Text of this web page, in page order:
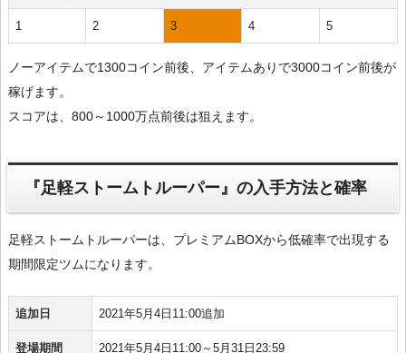
1 2 3 4 5
ノーアイテムで1300コイン前後、アイテムありで3000コイン前後が
稼げます。
スコアは、800～1000万点前後は狙えます。
『足軽ストームトルーパー』の入手方法と確率
足軽ストームトルーパーは、プレミアムBOXから低確率で出現する
期間限定ツムになります。
追加日 2021年5月4日11:00追加
登場期間 2021年5月4日11:00～5月31日23:59